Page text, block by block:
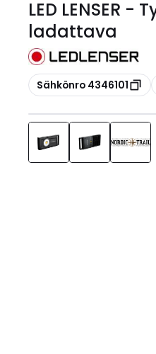
LED LENSER
ladattava
Kopioi
Sähkönro 4346101